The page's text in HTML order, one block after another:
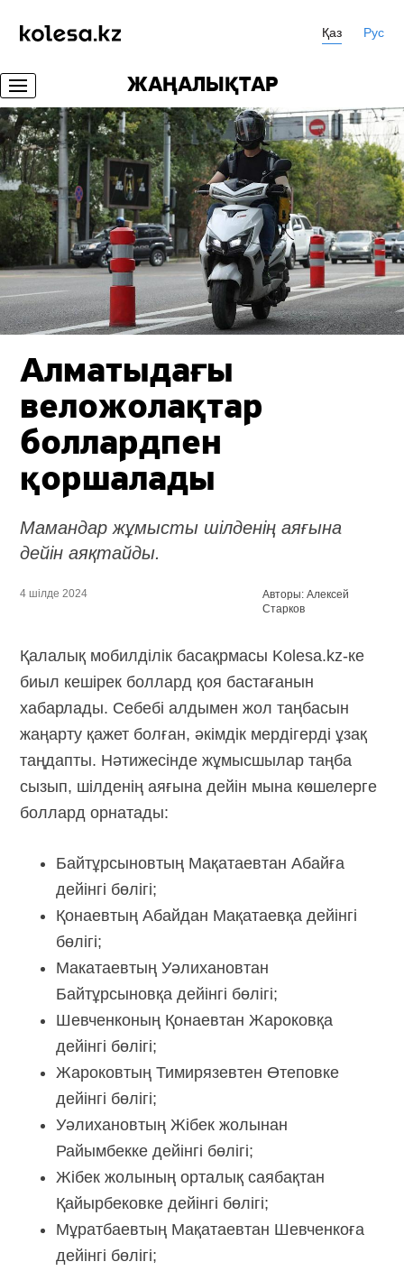
Қаз Рус
ЖАҢАЛЫҚТАР
Алматыдағы
веложолақтар
боллардпен
қоршалады
Мамандар жұмысты шілденің аяғына
дейін аяқтайды.
4 шілде 2024
Авторы: Алексей
Старков
Қалалық мобилділік басақрмасы Kolesa.kz-ке
биыл кешірек боллард қоя бастағанын
хабарлады. Себебі алдымен жол таңбасын
жаңарту қажет болған, әкімдік мердігерді ұзақ
таңдапты. Нәтижесінде жұмысшылар таңба
сызып, шілденің аяғына дейін мына көшелерге
боллард орнатады:
Байтұрсыновтың Мақатаевтан Абайға
дейінгі бөлігі;
Қонаевтың Абайдан Мақатаевқа дейінгі
бөлігі;
Макатаевтың Уәлихановтан
Байтұрсыновқа дейінгі бөлігі;
Шевченконың Қонаевтан Жароковқа
дейінгі бөлігі;
Жароковтың Тимирязевтен Өтеповке
дейінгі бөлігі;
Уәлихановтың Жібек жолынан
Райымбекке дейінгі бөлігі;
Жібек жолының орталық саябақтан
Қайырбековке дейінгі бөлігі;
Мұратбаевтың Мақатаевтан Шевченкоға
дейінгі бөлігі;